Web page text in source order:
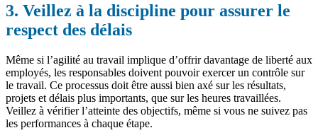
3. Veillez à la discipline pour assurer le
respect des délais
Même si l’agilité au travail implique d’offrir davantage de liberté aux
employés, les responsables doivent pouvoir exercer un contrôle sur
le travail. Ce processus doit être aussi bien axé sur les résultats,
projets et délais plus importants, que sur les heures travaillées.
Veillez à vérifier l’atteinte des objectifs, même si vous ne suivez pas
les performances à chaque étape.